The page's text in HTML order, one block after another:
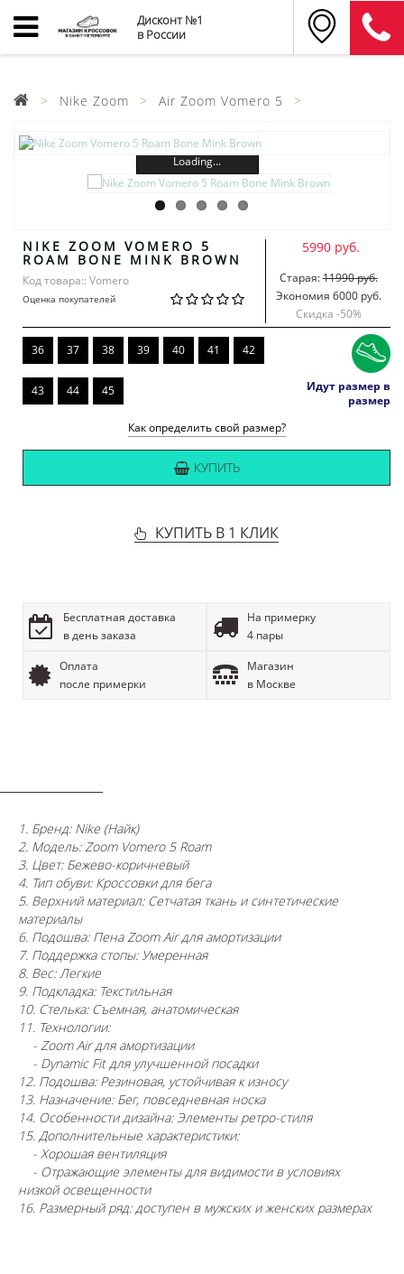
Дисконт №1
в России
Nike Zoom Air Zoom Vomero 5
Loading...
NIKE ZOOM VOMERO 5
ROAM BONE MINK BROWN
Код товара:: Vomero
Оценка покупателей
5990 руб.
Старая:11990 руб.
Экономия 6000 руб.
Скидка -50%
36 37 38 39 40 41 42
43 44 45
Идут размер в
размер
Как определить свой размер?
КУПИТЬ
КУПИТЬ В 1 КЛИК
Бесплатная доставка
в день заказа
На примерку
4 пары
Оплата
после примерки
Магазин
в Москве
1. Бренд: Nike (Найк)
2. Модель: Zoom Vomero 5 Roam
3. Цвет: Бежево-коричневый
4. Тип обуви: Кроссовки для бега
5. Верхний материал: Сетчатая ткань и синтетические
материалы
6. Подошва: Пена Zoom Air для амортизации
7. Поддержка стопы: Умеренная
8. Вес: Легкие
9. Подкладка: Текстильная
10. Стелька: Съемная, анатомическая
11. Технологии:
- Zoom Air для амортизации
- Dynamic Fit для улучшенной посадки
12. Подошва: Резиновая, устойчивая к износу
13. Назначение: Бег, повседневная носка
14. Особенности дизайна: Элементы ретро-стиля
15. Дополнительные характеристики:
- Хорошая вентиляция
- Отражающие элементы для видимости в условиях
низкой освещенности
16. Размерный ряд: доступен в мужских и женских размерах